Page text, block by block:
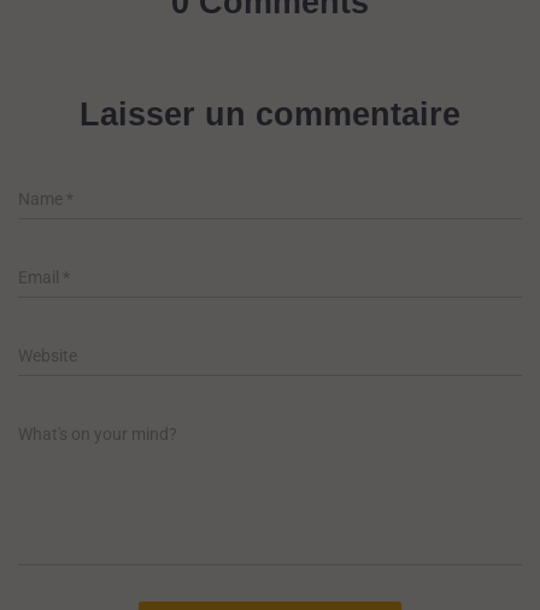
Laisser un commentaire
Name *
Email *
Website
What's on your mind?